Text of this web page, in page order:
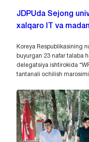
JDPUda Sejong
xalqaro IT va
Koreya Respublikasining
buyurgan 23 nafar talaba
delegatsiya ishtirokida
tantanali ochilish marosimi